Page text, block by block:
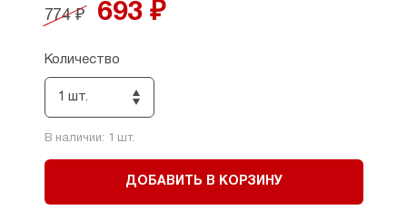
Производитель: Россия.
774 ₽ 693 ₽
Количество
1 шт.
В наличии: 1 шт.
ДОБАВИТЬ В КОРЗИНУ